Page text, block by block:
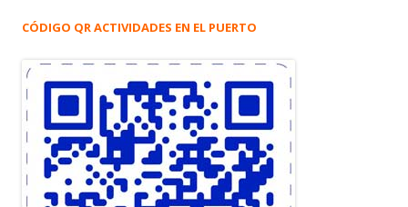
CÓDIGO QR ACTIVIDADES EN EL PUERTO